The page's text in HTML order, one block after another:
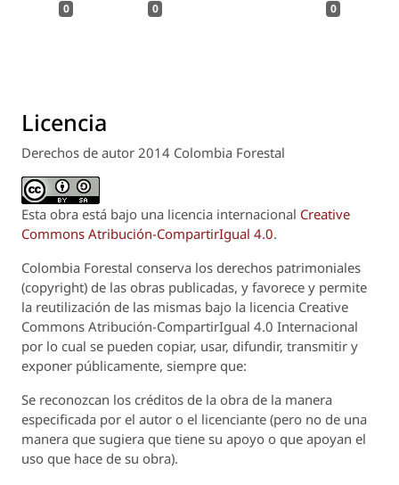
0 0 0
Licencia
Derechos de autor 2014 Colombia Forestal
Esta obra está bajo una licencia internacional Creative
Commons Atribución-CompartirIgual 4.0.
Colombia Forestal conserva los derechos patrimoniales
(copyright) de las obras publicadas, y favorece y permite
la reutilización de las mismas bajo la licencia Creative
Commons Atribución-CompartirIgual 4.0 Internacional
por lo cual se pueden copiar, usar, difundir, transmitir y
exponer públicamente, siempre que:
Se reconozcan los créditos de la obra de la manera
especificada por el autor o el licenciante (pero no de una
manera que sugiera que tiene su apoyo o que apoyan el
uso que hace de su obra).